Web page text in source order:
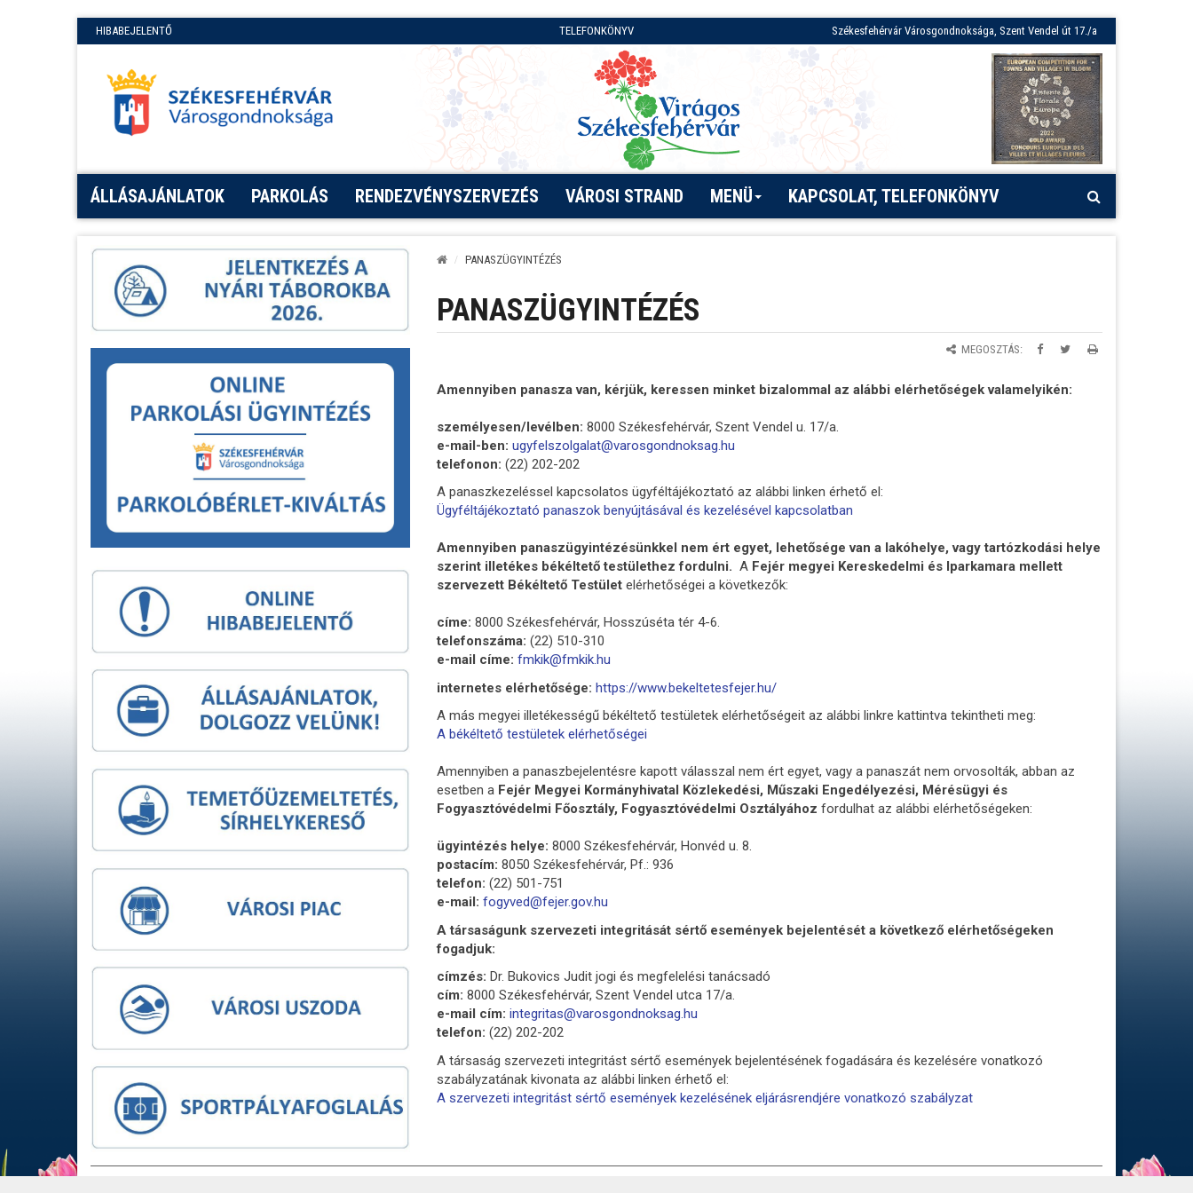
HIBABEJELENTŐ TELEFONKÖNYV Székesfehérvár Városgondnoksága, Szent Vendel út 17./a
ÁLLÁSAJÁNLATOK PARKOLÁS RENDEZVÉNYSZERVEZÉS VÁROSI STRAND MENÜ KAPCSOLAT, TELEFONKÖNYV
PANASZÜGYINTÉZÉS
PANASZÜGYINTÉZÉS
MEGOSZTÁS:
Amennyiben panasza van, kérjük, keressen minket bizalommal az alábbi elérhetőségek valamelyikén:
személyesen/levélben: 8000 Székesfehérvár, Szent Vendel u. 17/a.
e-mail-ben: ugyfelszolgalat@varosgondnoksag.hu
telefonon: (22) 202-202
A panaszkezeléssel kapcsolatos ügyféltájékoztató az alábbi linken érhető el:
Ügyféltájékoztató panaszok benyújtásával és kezelésével kapcsolatban
Amennyiben panaszügyintézésünkkel nem ért egyet, lehetősége van a lakóhelye, vagy tartózkodási helye
szerint illetékes békéltető testülethez fordulni. A Fejér megyei Kereskedelmi és Iparkamara mellett
szervezett Békéltető Testület elérhetőségei a következők:
címe: 8000 Székesfehérvár, Hosszúséta tér 4-6.
telefonszáma: (22) 510-310
e-mail címe: fmkik@fmkik.hu
internetes elérhetősége: https://www.bekeltetesfejer.hu/
A más megyei illetékességű békéltető testületek elérhetőségeit az alábbi linkre kattintva tekintheti meg:
A békéltető testületek elérhetőségei
Amennyiben a panaszbejelentésre kapott válasszal nem ért egyet, vagy a panaszát nem orvosolták, abban az
esetben a Fejér Megyei Kormányhivatal Közlekedési, Műszaki Engedélyezési, Mérésügyi és
Fogyasztóvédelmi Főosztály, Fogyasztóvédelmi Osztályához fordulhat az alábbi elérhetőségeken:
ügyintézés helye: 8000 Székesfehérvár, Honvéd u. 8.
postacím: 8050 Székesfehérvár, Pf.: 936
telefon: (22) 501-751
e-mail: fogyved@fejer.gov.hu
A társaságunk szervezeti integritását sértő események bejelentését a következő elérhetőségeken
fogadjuk:
címzés: Dr. Bukovics Judit jogi és megfelelési tanácsadó
cím: 8000 Székesfehérvár, Szent Vendel utca 17/a.
e-mail cím: integritas@varosgondnoksag.hu
telefon: (22) 202-202
A társaság szervezeti integritást sértő események bejelentésének fogadására és kezelésére vonatkozó
szabályzatának kivonata az alábbi linken érhető el:
A szervezeti integritást sértő események kezelésének eljárásrendjére vonatkozó szabályzat